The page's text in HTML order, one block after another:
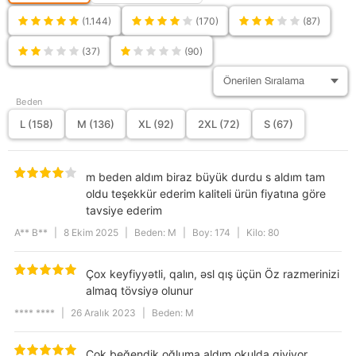
Cep
Yan Cep
Kesim
Rahat Kesim
Boy / Ölçü
Model
Cinsiyet
Erkek
Ürün İçeriği
%65 COTTON, %35 POLYESTER
Eşofman
Ürün Detayı
Düz Paçası Lastikli Regular Fit Basic
Oversize
Yıkama Talimatı
30 °C sıcaklıkta yıkayınız. Ağartıcı
kullanmayınız. Düşük sıcaklıkta
ütüleyiniz. Kuru temizlemeye uygun
(1.144) (170) (87)
(37) (90)
Beden
L (158) M (136) XL (92) 2XL (72) S (67)
m beden aldım biraz büyük durdu s aldım tam
oldu teşekkür ederim kaliteli ürün fiyatına göre
tavsiye ederim
A** B** 8 Ekim 2025 Beden: M Boy: 174 Kilo: 80
Çox keyfiyyətli, qalın, əsl qış üçün Öz razmerinizi
almaq tövsiyə olunur
**** **** 26 Aralık 2023 Beden: M